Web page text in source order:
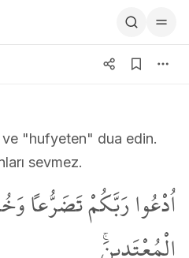
"hufyeten" dua edin.
sevmez.
اُدْعُوا رَبَّكُمْ تَضَرُّعاً